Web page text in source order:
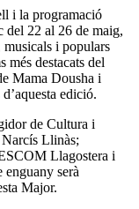
i la programació
del 22 al 26 de maig,
musicals i populars
més destacats del
Mama Dousha i
edició.
de Cultura i
Llinàs;
Llagostera i
serà
Major.